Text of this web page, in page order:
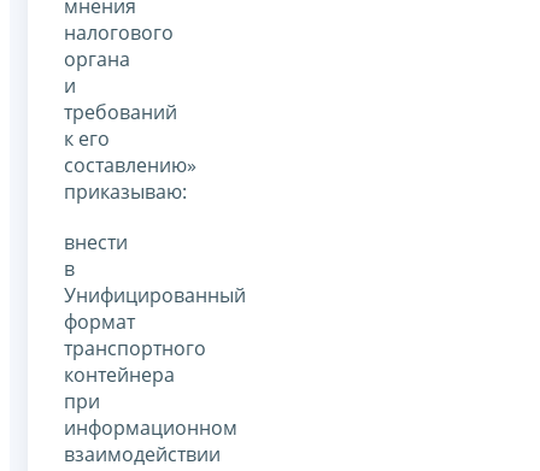
мнения
налогового
органа
и
требований
к его
составлению»
приказываю:
внести
в
Унифицированный
формат
транспортного
контейнера
при
информационном
взаимодействии